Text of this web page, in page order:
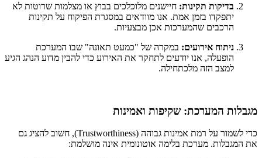
בדיקות תקינות: חיישנים מלוכלכים בבוץ או מצלמות שרוטות לא
יתפקדו בזמן אמת. אנו מוודאים במסגרת הפיקוח על תקינות
הרכבים שהמערכות אכן מבצעיות.
ניתוח אירועים: במקרה של "כמעט תאונה" שבו המערכת
הופעלה, אנו יודעים לתחקר את האירוע כדי להבין מדוע הנהג הגיע
למצב הזה מלכתחילה.
מגבלות המערכת: שקיפות ואמינות
כדי לשמור על רמת אמינות גבוהה (Trustworthiness), חשוב להציג גם
את המגבלות. מערכת בלימה אוטונומית אינה מושלמת: